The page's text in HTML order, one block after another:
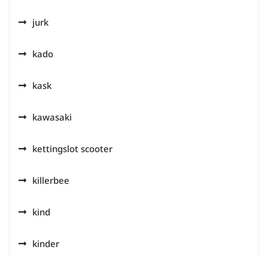
jurk
kado
kask
kawasaki
kettingslot scooter
killerbee
kind
kinder